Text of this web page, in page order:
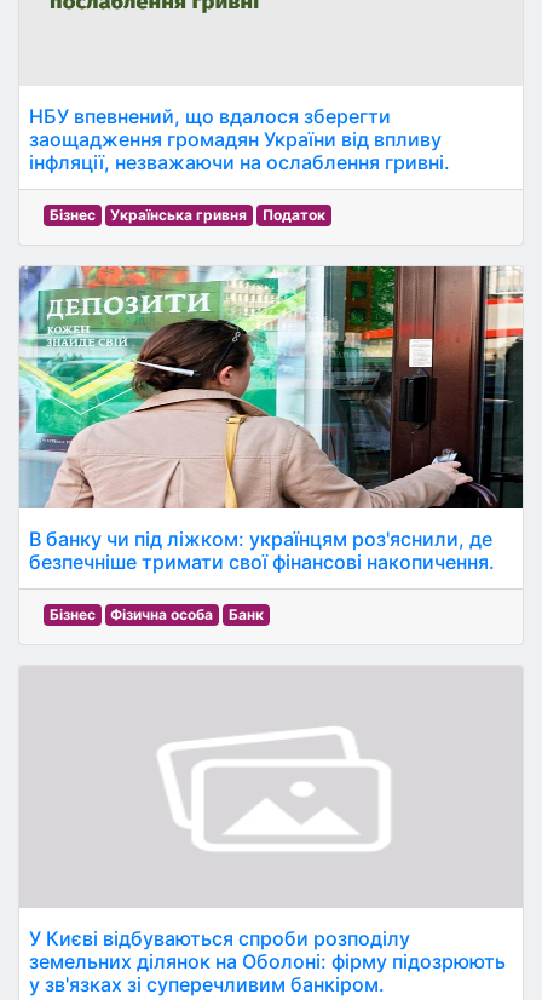
НБУ впевнений, що вдалося зберегти
заощадження громадян України від впливу
інфляції, незважаючи на ослаблення гривні.
Бізнес Українська гривня Податок
В банку чи під ліжком: українцям роз'яснили, де
безпечніше тримати свої фінансові накопичення.
Бізнес Фізична особа Банк
У Києві відбуваються спроби розподілу
земельних ділянок на Оболоні: фірму підозрюють
у зв'язках зі суперечливим банкіром.